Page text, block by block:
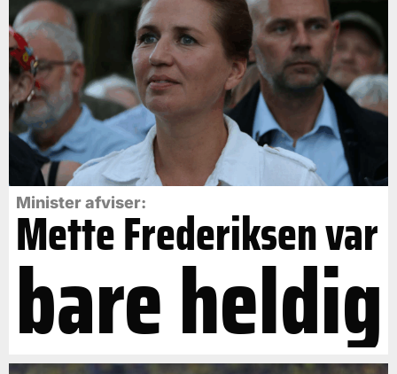
Minister afviser:
Mette Frederiksen var
bare heldig